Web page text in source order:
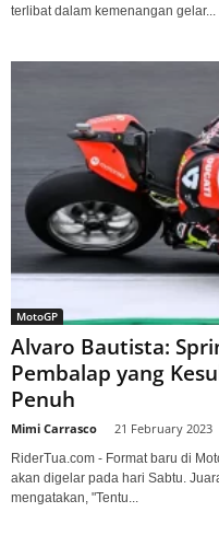
terlibat dalam kemenangan gelar...
MotoGP
Alvaro Bautista:
Pembalap yang
Penuh
Mimi Carrasco 21 February 2023
RiderTua.com - Format baru di
akan digelar pada hari Sabtu.
mengatakan, "Tentu...